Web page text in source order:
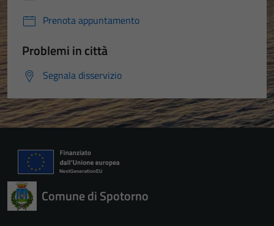
Prenota appuntamento
Problemi in città
Segnala disservizio
Comune di Spotorno